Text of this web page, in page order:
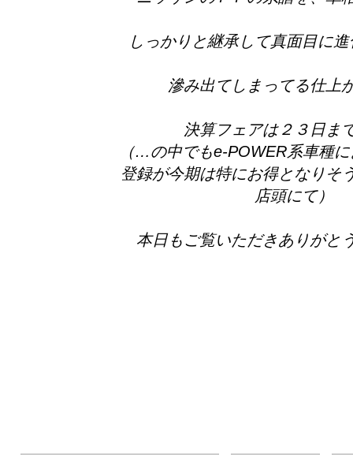
しっかりと継承して真面目に
滲み出てしまってる仕上
決算フェアは２３日ま
（…の中でもe-POWER系車種
登録が今期は特にお得となりそ
店頭にて）
本日もご覧いただきありがと